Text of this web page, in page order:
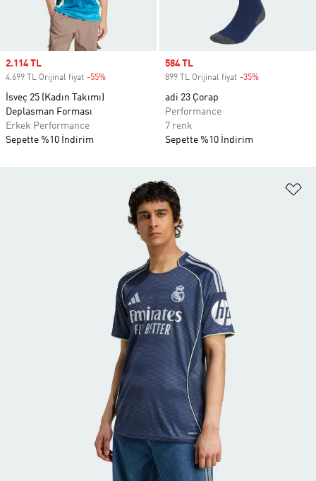
Sale price
2.114 TL
4.699 TL Orijinal fiyat -55%
İsveç 25 (Kadın Takımı)
Deplasman Forması
Erkek Performance
Sepette %10 İndirim
Sale price
584 TL
899 TL Orijinal fiyat -35%
adi 23 Çorap
Performance
7 renk
Sepette %10 İndirim